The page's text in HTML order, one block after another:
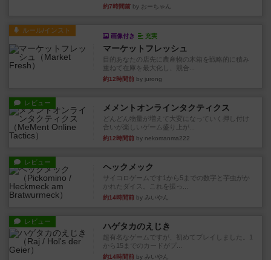
約7時間前 by おーちゃん
ルール/インスト
画像付き 充実
マーケットフレッシュ
目的あなたの店先に農産物の木箱を戦略的に積み
重ねて在庫を最大化し、競合...
約12時間前 by jurong
レビュー メメントオンラインタクティクス
どんどん物量が増えて大変になっていく押し付け
合いが楽しいゲーム盛り上が...
約12時間前 by nekomanma222
レビュー ヘックメック
サイコロゲームです1から5までの数字と芋虫がか
かれたダイス。これを振っ...
約14時間前 by みいやん
レビュー ハゲタカのえじき
超有名なゲームですが、初めてプレイしました。1
から15までのカードがプ...
約14時間前 by みいやん